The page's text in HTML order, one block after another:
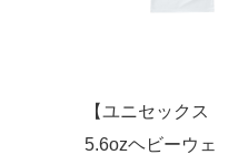
【ユニセックス
5.6ozヘビーウェ